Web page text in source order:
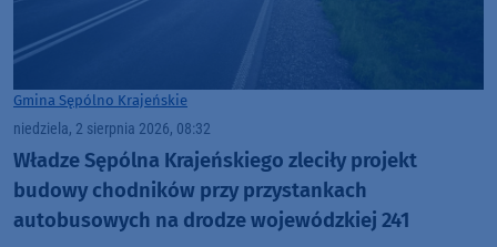
Gmina Sępólno Krajeńskie
niedziela, 2 sierpnia 2026, 08:32
Władze Sępólna Krajeńskiego zleciły projekt
budowy chodników przy przystankach
autobusowych na drodze wojewódzkiej 241